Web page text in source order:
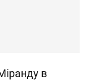
в